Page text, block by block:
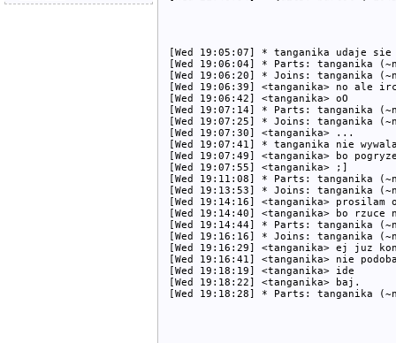
[Wed 19:05:07] * tanganika udaje sie
[Wed 19:06:04] * Parts: tanganika
[Wed 19:06:20] * Joins: tanganika
[Wed 19:06:39] <tanganika> no ale
[Wed 19:06:42] <tanganika> oO
[Wed 19:07:14] * Parts: tanganika
[Wed 19:07:25] * Joins: tanganika
[Wed 19:07:30] <tanganika> ...
[Wed 19:07:41] * tanganika nie
[Wed 19:07:49] <tanganika> bo
[Wed 19:07:55] <tanganika> ;]
[Wed 19:11:08] * Parts: tanganika
[Wed 19:13:53] * Joins: tanganika
[Wed 19:14:16] <tanganika> prosilam
[Wed 19:14:40] <tanganika> bo
[Wed 19:14:44] * Parts: tanganika
[Wed 19:16:16] * Joins: tanganika
[Wed 19:16:29] <tanganika> ej juz
[Wed 19:16:41] <tanganika> nie
[Wed 19:18:19] <tanganika> ide
[Wed 19:18:22] <tanganika> baj.